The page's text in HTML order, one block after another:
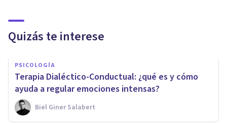
Quizás te interese
PSICOLOGÍA
Terapia Dialéctico-Conductual: ¿qué es y cómo
ayuda a regular emociones intensas?
Biel Giner Salabert